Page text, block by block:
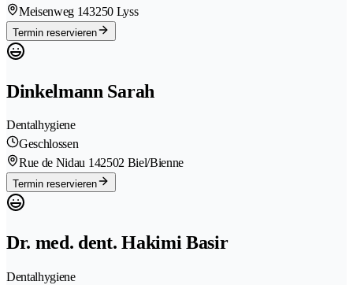
Meisenweg 143250 Lyss
Termin reservieren
Dinkelmann Sarah
Dentalhygiene
Geschlossen
Rue de Nidau 142502 Biel/Bienne
Termin reservieren
Dr. med. dent. Hakimi Basir
Dentalhygiene